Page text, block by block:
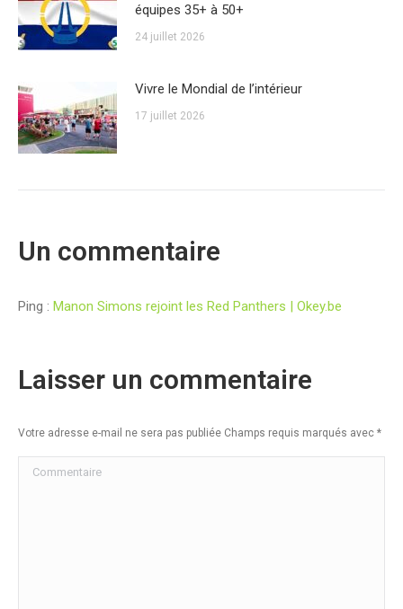
équipes 35+ à 50+
24 juillet 2026
Vivre le Mondial de l’intérieur
17 juillet 2026
Un commentaire
Ping : Manon Simons rejoint les Red Panthers | Okey.be
Laisser un commentaire
Votre adresse e-mail ne sera pas publiée Champs requis marqués avec *
Commentaire